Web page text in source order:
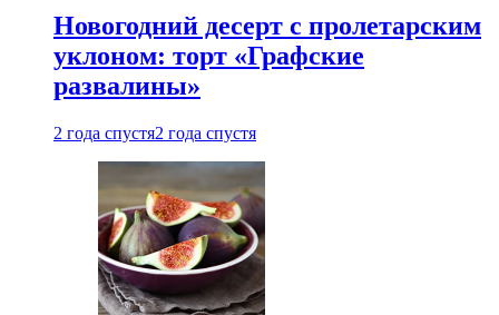
Новогодний десерт с пролетарским
уклоном: торт «Графские
развалины»
2 года спустя2 года спустя